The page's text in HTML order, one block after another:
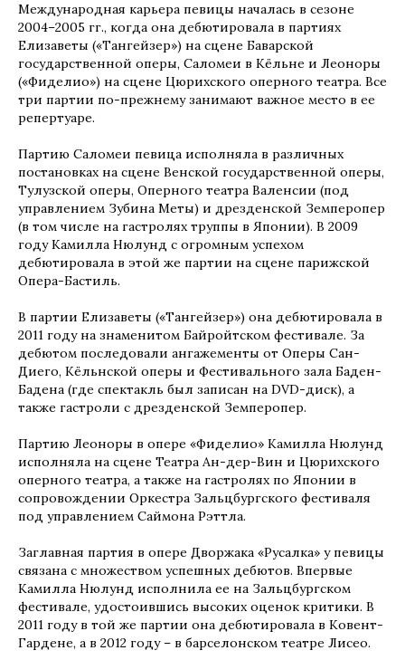
Международная карьера певицы началась в сезоне
2004–2005 гг., когда она дебютировала в партиях
Елизаветы («Тангейзер») на сцене Баварской
государственной оперы, Саломеи в Кёльне и Леоноры
(«Фиделио») на сцене Цюрихского оперного театра. Все
три партии по-прежнему занимают важное место в ее
репертуаре.
Партию Саломеи певица исполняла в различных
постановках на сцене Венской государственной оперы,
Тулузской оперы, Оперного театра Валенсии (под
управлением Зубина Меты) и дрезденской Земперопер
(в том числе на гастролях труппы в Японии). В 2009
году Камилла Нюлунд с огромным успехом
дебютировала в этой же партии на сцене парижской
Опера-Бастиль.
В партии Елизаветы («Тангейзер») она дебютировала в
2011 году на знаменитом Байройтском фестивале. За
дебютом последовали ангажементы от Оперы Сан-
Диего, Кёльнской оперы и Фестивального зала Баден-
Бадена (где спектакль был записан на DVD-диск), а
также гастроли с дрезденской Земперопер.
Партию Леоноры в опере «Фиделио» Камилла Нюлунд
исполняла на сцене Театра Ан-дер-Вин и Цюрихского
оперного театра, а также на гастролях по Японии в
сопровождении Оркестра Зальцбургского фестиваля
под управлением Саймона Рэттла.
Заглавная партия в опере Дворжака «Русалка» у певицы
связана с множеством успешных дебютов. Впервые
Камилла Нюлунд исполнила ее на Зальцбургском
фестивале, удостоившись высоких оценок критики. В
2011 году в той же партии она дебютировала в Ковент-
Гардене, а в 2012 году – в барселонском театре Лисео.